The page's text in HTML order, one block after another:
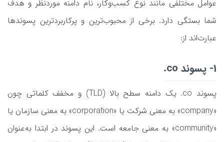
عوامل مختلفی مانند نوع کسب‌وکار، نام دامنه موردنظر و هدف
شما بستگی دارد. برخی از محبوب‌ترین و پرکاربردترین پسوندها
عبارت‌اند از:
1- پسوند co.
پسوند co. یک دامنه سطح بالا (TLD) و مخفف کلماتی چون
«company» به معنی شرکت یا «corporation» به معنی سازمان یا
«community» به معنی جامعه است. این پسوند در ابتدا به‌عنوان